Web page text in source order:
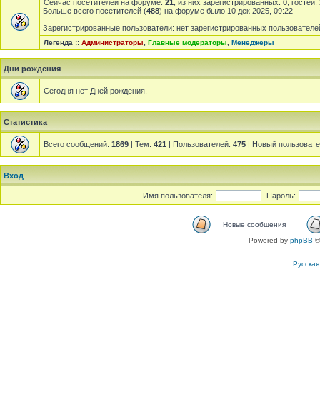
Сейчас посетителей на форуме: 21 , из них зарегистрированных: 0,
Больше всего посетителей (488) на форуме было 10 дек 2025, 09:22
Зарегистрированные пользователи: нет зарегистрированных
Легенда :: Администраторы Главные модераторы Менеджеры
Дни рождения
Сегодня нет Дней рождения.
Статистика
Всего сообщений: 1869 | Тем: 421 | Пользователей: 475 | Новый
Вход
Имя пользователя: Пароль:
Новые сообщения
Powered by phpBB